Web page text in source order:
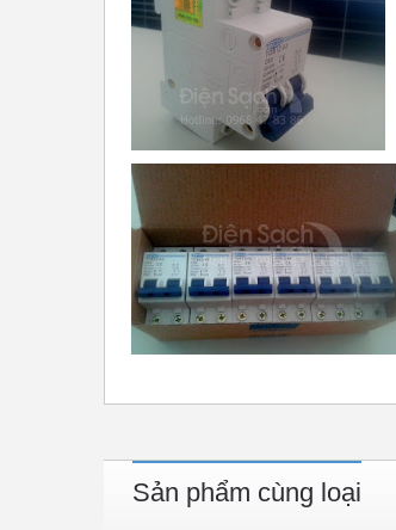
Sản phẩm cùng loại